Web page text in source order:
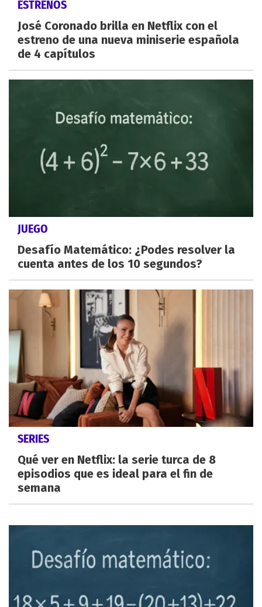
ESTRENOS
José Coronado brilla en Netflix con el
estreno de una nueva miniserie española
de 4 capítulos
JUEGO
Desafío Matemático: ¿Podes resolver la
cuenta antes de los 10 segundos?
SERIES
Qué ver en Netflix: la serie turca de 8
episodios que es ideal para el fin de
semana